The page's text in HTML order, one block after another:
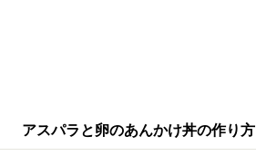
アスパラと卵のあんかけ丼の作り方